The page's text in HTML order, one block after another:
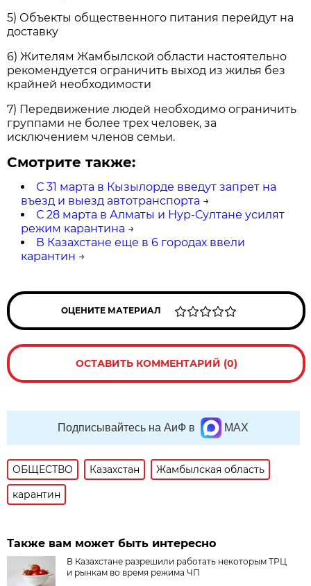
5) Объекты общественного питания перейдут на
доставку
6) Жителям Жамбылской области настоятельно
рекомендуется ограничить выход из жилья без
крайней необходимости
7) Передвижение людей необходимо ограничить
группами не более трех человек, за
исключением членов семьи.
Смотрите также:
С 31 марта в Кызылорде введут запрет на
въезд и выезд автотранспорта →
С 28 марта в Алматы и Нур-Султане усилят
режим карантина →
В Казахстане еще в 6 городах ввели
карантин →
ОЦЕНИТЕ МАТЕРИАЛ
ОСТАВИТЬ КОММЕНТАРИЙ (0)
Подписывайтесь на АиФ в MAX
ОБЩЕСТВО Казахстан
Жамбылская область
карантин
Также вам может быть интересно
В Казахстане разрешили работать некоторым ТРЦ
и рынкам во время режима ЧП